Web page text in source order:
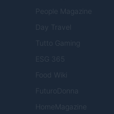
People Magazine
Day Travel
Tutto Gaming
ESG 365
Food Wiki
FuturoDonna
HomeMagazine